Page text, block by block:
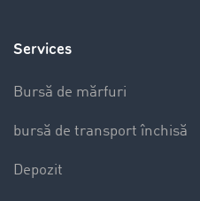
Services
Bursă de mărfuri
bursă de transport închisă
Depozit